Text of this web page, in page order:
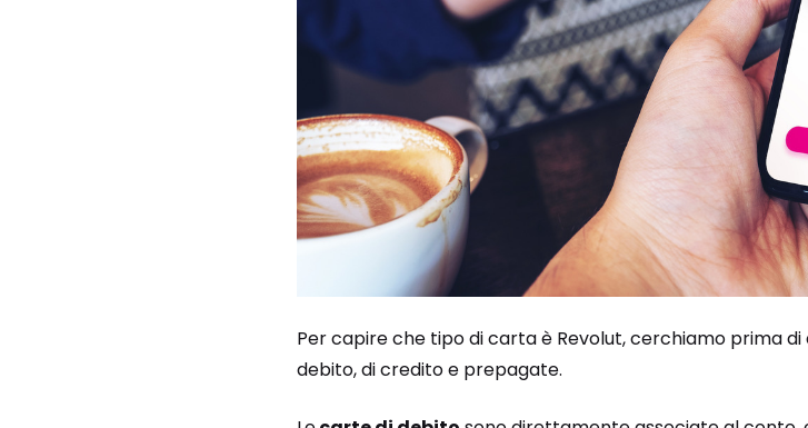
Per capire che tipo di carta è Revolut, cerchiamo prima
debito, di credito e prepagate.